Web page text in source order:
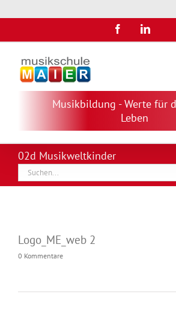
Inhalt
springen
Facebook
Musikbildung - Werte für
Leben
02d Musikweltkinder
Suche
nach:
Logo_ME_web 2
0 Kommentare